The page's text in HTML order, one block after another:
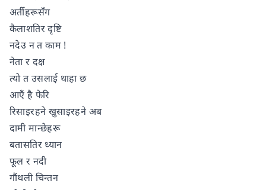
अर्तीहरूसँग
कैलाशतिर दृष्टि
नदेउ न त काम !
नेता र दक्ष
त्यो त उसलाई थाहा छ
आएँ है फेरि
रिसाइरहने खुसाइरहने अब
दामी मान्छेहरू
बतासतिर ध्यान
फूल र नदी
गौंथली चिन्तन